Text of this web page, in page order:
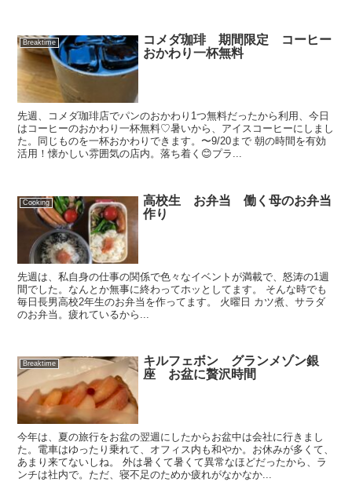
Breaktime
コメダ珈琲 期間限定 コーヒー
おかわり一杯無料
先週、コメダ珈琲店でパンのおかわり1つ無料だったから利用、今日
はコーヒーのおかわり一杯無料♡暑いから、アイスコーヒーにしまし
た。同じものを一杯おかわりできます。〜9/20まで 朝の時間を有効
活用！懐かしい雰囲気の店内。落ち着く😊プラ...
Cooking
高校生 お弁当 働く母のお弁当
作り
先週は、私自身の仕事の関係で色々なイベントが満載で、怒涛の1週
間でした。なんとか無事に終わってホッとしてます。 そんな時でも
毎日長男高校2年生のお弁当を作ってます。 火曜日 カツ煮、サラダ
のお弁当。疲れているから...
Breaktime
キルフェボン グランメゾン銀
座 お盆に贅沢時間
今年は、夏の旅行をお盆の翌週にしたからお盆中は会社に行きまし
た。電車はゆったり乗れて、オフィス内も和やか。お休みが多くて、
あまり来てないしね。 外は暑くて暑くて異常なほどだったから、ラ
ンチは社内で。ただ、寝不足のためか疲れがなかなか...